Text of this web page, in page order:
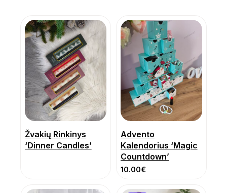
Žvakių Rinkinys
‘Dinner Candles’
Advento
Kalendorius ‘Magic
Countdown’
10.00€